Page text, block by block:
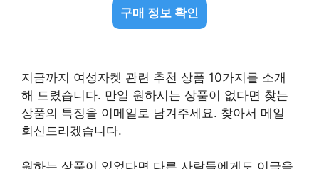
구매 정보 확인
지금까지 여성자켓 관련 추천 상품 10가지를 소개
해 드렸습니다. 만일 원하시는 상품이 없다면 찾는
상품의 특징을 이메일로 남겨주세요. 찾아서 메일
회신드리겠습니다.
원하는 상품이 있었다면 다른 사람들에게도 이글을